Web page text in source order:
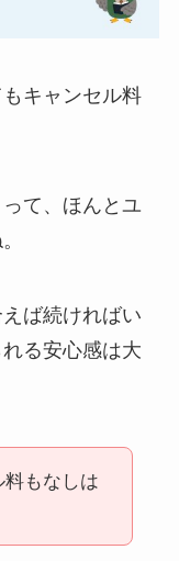
時の裏ワザ
シボルネ)
の解約まと
きない？バロ
キャンセル料
て、ほんとユ
ば続ければい
る安心感は大
もなしは